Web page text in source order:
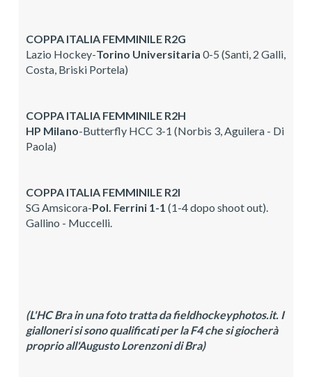
COPPA ITALIA FEMMINILE R2G
Lazio Hockey-Torino Universitaria 0-5 (Santi, 2 Galli,
Costa, Briski Portela)
COPPA ITALIA FEMMINILE R2H
HP Milano-Butterfly HCC 3-1 (Norbis 3, Aguilera - Di
Paola)
COPPA ITALIA FEMMINILE R2I
SG Amsicora-Pol. Ferrini 1-1 (1-4 dopo shoot out).
Gallino - Muccelli.
(L'HC Bra in una foto tratta da fieldhockeyphotos.it. I
gialloneri si sono qualificati per la F4 che si giocherà
proprio all'Augusto Lorenzoni di Bra)